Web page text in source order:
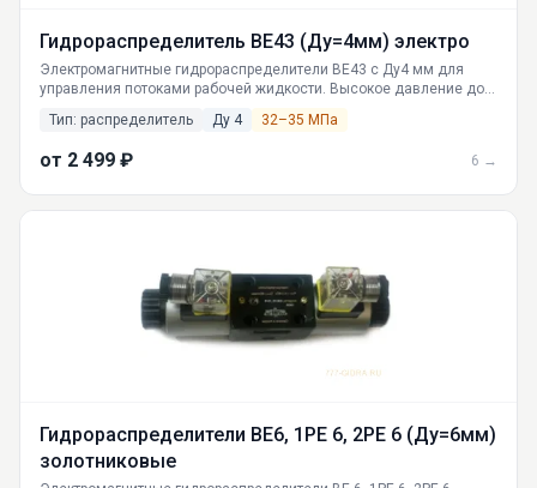
Гидрораспределитель ВЕ43 (Ду=4мм) электро
Электромагнитные гидрораспределители ВЕ43 с Ду4 мм для
управления потоками рабочей жидкости. Высокое давление до
характеристики, условные обозначения, поставка по России от
Тип: распределитель Ду 4 32–35 МПа
от 2 499 ₽ 6 →
Гидрораспределители ВЕ6, 1РЕ 6, 2РЕ 6 (Ду=6мм)
золотниковые